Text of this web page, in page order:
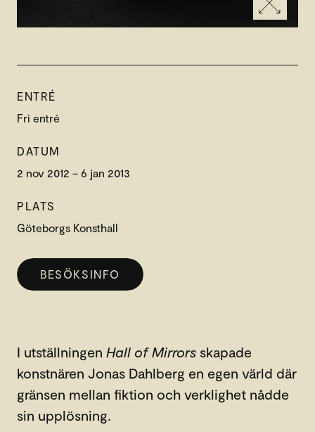
ENTRÉ
Fri entré
DATUM
2 nov 2012 – 6 jan 2013
PLATS
Göteborgs Konsthall
BESÖKSINFO
I utställningen Hall of Mirrors skapade
konstnären Jonas Dahlberg en egen värld där
gränsen mellan fiktion och verklighet nådde
sin upplösning.